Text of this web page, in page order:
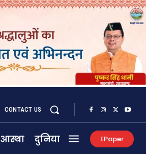
CONTACT US
आस्था दुनिया EPaper